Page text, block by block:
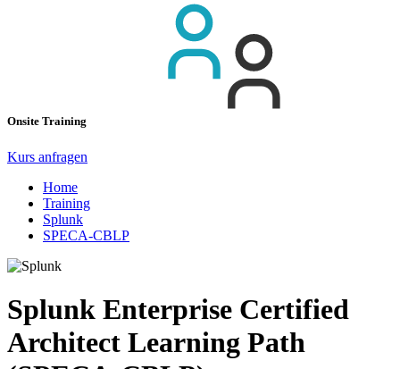
Onsite Training
Kurs anfragen
Home
Training
Splunk
SPECA-CBLP
Splunk Enterprise Certified
Architect Learning Path